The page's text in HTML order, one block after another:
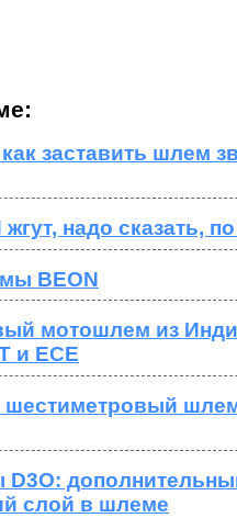
заставить шлем
надо сказать,
BEON
мотошлем из
и ECE
D3O:
слой в шлеме